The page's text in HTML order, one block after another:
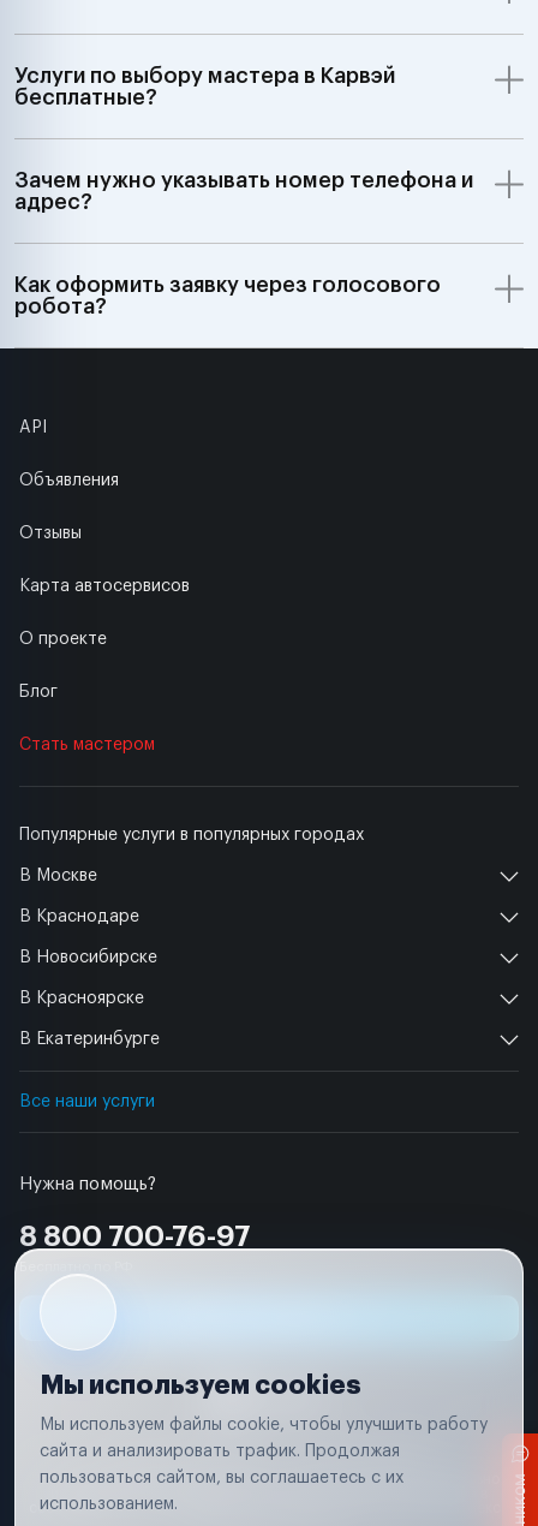
Услуги по выбору мастера в Карвэй
бесплатные?
Зачем нужно указывать номер телефона и
адрес?
Как оформить заявку через голосового
робота?
Нужна помощь?
8 800 700-76-97
Популярные услуги в популярных городах
В Москве
В Краснодаре
В Новосибирске
В Красноярске
В Екатеринбурге
Все наши услуги
API
Объявления
Отзывы
Карта автосервисов
О проекте
Блог
Стать мастером
Условия использования
Удаление аккаунта
Вся информация, представленная на сайте, носит исключительно
соответствии с положениями статьи 437 (п. 2) Гражданского кодекса
Мы используем cookies
Мы используем файлы cookie, чтобы улучшить работу
сайта и анализировать трафик. Продолжая
пользоваться сайтом, вы соглашаетесь с их
использованием.